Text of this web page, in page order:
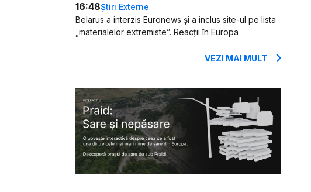
16:48Știri Externe
Belarus a interzis Euronews și a inclus site-ul pe lista
„materialelor extremiste”. Reacții în Europa
VEZI MAI MULT